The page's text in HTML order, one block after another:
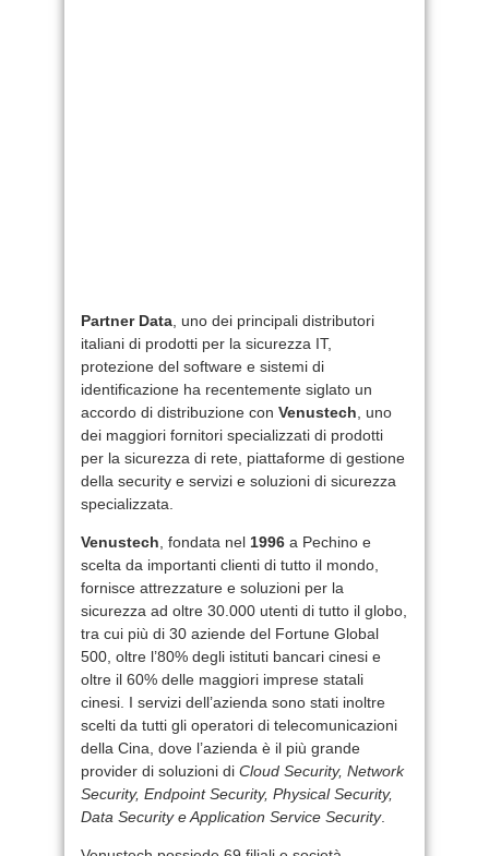
Partner Data , uno dei principali distributori
italiani di prodotti per la sicurezza IT,
protezione del software e sistemi di
identificazione ha recentemente siglato un
accordo di distribuzione con Venustech , uno
dei maggiori fornitori specializzati di prodotti
per la sicurezza di rete, piattaforme di gestione
della security e servizi e soluzioni di sicurezza
specializzata.
Venustech , fondata nel 1996 a Pechino e
scelta da importanti clienti di tutto il mondo,
fornisce attrezzature e soluzioni per la
sicurezza ad oltre 30.000 utenti di tutto il globo,
tra cui più di 30 aziende del Fortune Global
500, oltre l’80% degli istituti bancari cinesi e
oltre il 60% delle maggiori imprese statali
cinesi. I servizi dell’azienda sono stati inoltre
scelti da tutti gli operatori di telecomunicazioni
della Cina, dove l’azienda è il più grande
provider di soluzioni di Cloud Security, Network
Security, Endpoint Security, Physical Security,
Data Security e Application Service Security.